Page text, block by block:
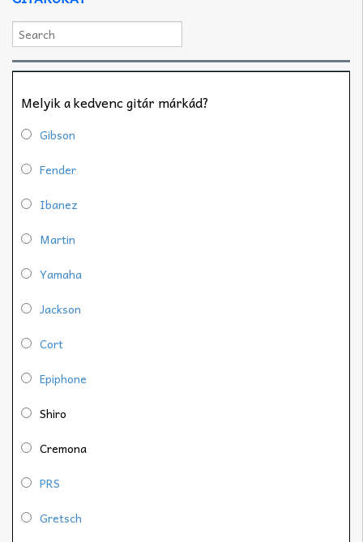
Melyik a kedvenc gitár márkád?
Gibson
Fender
Ibanez
Martin
Yamaha
Jackson
Cort
Epiphone
Shiro
Cremona
PRS
Gretsch